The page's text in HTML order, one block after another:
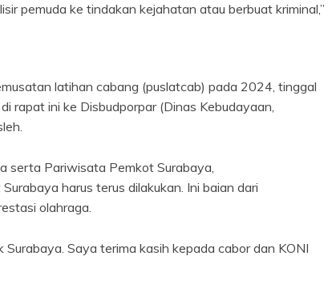
pemuda ke tindakan kejahatan atau berbuat kriminal,”
latihan cabang (puslatcab) pada 2024, tinggal
rapat ini ke Disbudporpar (Dinas Kebudayaan,
serta Pariwisata Pemkot Surabaya,
harus terus dilakukan. Ini baian dari
olahraga.
Saya terima kasih kepada cabor dan KONI